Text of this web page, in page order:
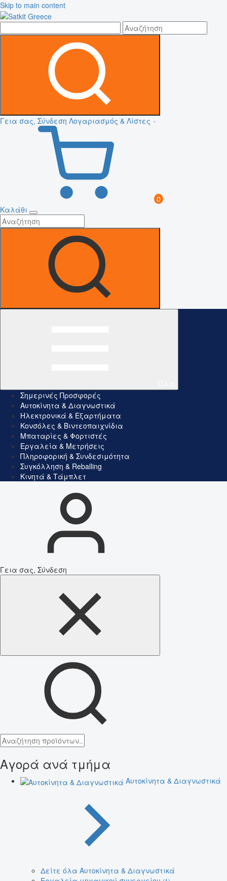
Skip to main content
Γεια σας, Σύνδεση Λογαριασμός & Λίστες
0
Καλάθι
Σημερινές Προσφορές
Αυτοκίνητα & Διαγνωστικά
Ηλεκτρονικά & Εξαρτήματα
Κονσόλες & Βιντεοπαιχνίδια
Μπαταρίες & Φορτιστές
Εργαλεία & Μετρήσεις
Πληροφορική & Συνδεσιμότητα
Συγκόλληση & Reballing
Κινητά & Τάμπλετ
Γεια σας, Σύνδεση
Αγορά ανά τμήμα
Αυτοκίνητα & Διαγνωστικά
Δείτε όλα Αυτοκίνητα & Διαγνωστικά